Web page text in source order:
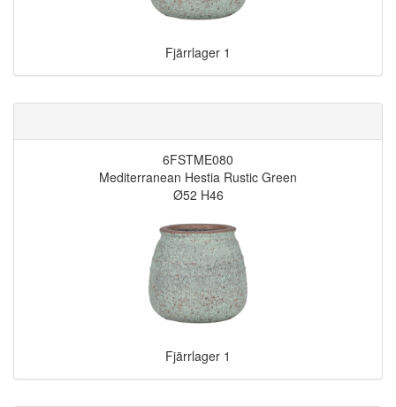
Fjärrlager 1
6FSTME080
Mediterranean Hestia Rustic Green
Ø52 H46
Fjärrlager 1